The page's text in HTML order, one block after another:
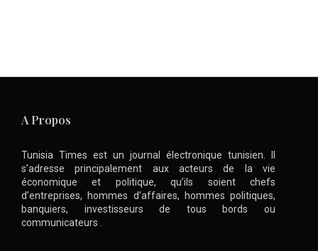
A Propos
Tunisia Times est un journal électronique tunisien. Il
s’adresse principalement aux acteurs de la vie
économique et politique, qu’ils soient chefs
d’entreprises, hommes d’affaires, hommes politiques,
banquiers, investisseurs de tous bords ou
communicateurs .